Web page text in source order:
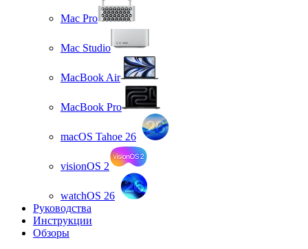
Mac Pro
Mac Studio
MacBook Air
MacBook Pro
macOS Tahoe 26
visionOS 2
watchOS 26
Руководства
Инструкции
Обзоры